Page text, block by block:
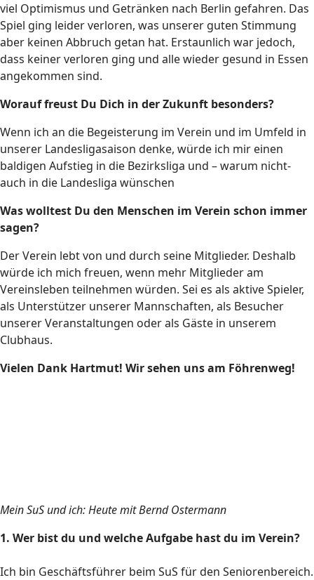
viel Optimismus und Getränken nach Berlin gefahren. Das
Spiel ging leider verloren, was unserer guten Stimmung
aber keinen Abbruch getan hat. Erstaunlich war jedoch,
dass keiner verloren ging und alle wieder gesund in Essen
angekommen sind.
Worauf freust Du Dich in der Zukunft besonders?
Wenn ich an die Begeisterung im Verein und im Umfeld in
unserer Landesligasaison denke, würde ich mir einen
baldigen Aufstieg in die Bezirksliga und – warum nicht-
auch in die Landesliga wünschen
Was wolltest Du den Menschen im Verein schon immer
sagen?
Der Verein lebt von und durch seine Mitglieder. Deshalb
würde ich mich freuen, wenn mehr Mitglieder am
Vereinsleben teilnehmen würden. Sei es als aktive Spieler,
als Unterstützer unserer Mannschaften, als Besucher
unserer Veranstaltungen oder als Gäste in unserem
Clubhaus.
Vielen Dank Hartmut! Wir sehen uns am Föhrenweg!
Mein SuS und ich: Heute mit Bernd Ostermann
1. Wer bist du und welche Aufgabe hast du im Verein?
Ich bin Geschäftsführer beim SuS für den Seniorenbereich.